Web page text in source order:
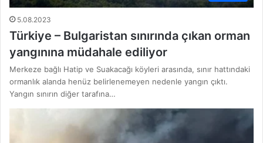
5.08.2023
Türkiye – Bulgaristan sınırında çıkan orman
yangınına müdahale ediliyor
Merkeze bağlı Hatip ve Suakacağı köyleri arasında, sınır hattındaki
ormanlık alanda henüz belirlenemeyen nedenle yangın çıktı.
Yangın sınırın diğer tarafına…